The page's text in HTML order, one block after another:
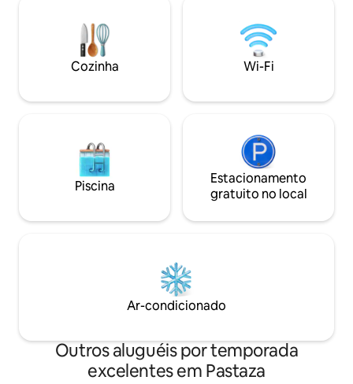
Cerca elétrica, alarme, câmeras de
externo + banheiro
Estacionamento
veículos 📍 A poucos minutos do centro
de Puyo
Cozinha Wi-Fi
Piscina
Estacionamento
gratuito no local
Ar-condicionado
Outros aluguéis por temporada
excelentes em Pastaza